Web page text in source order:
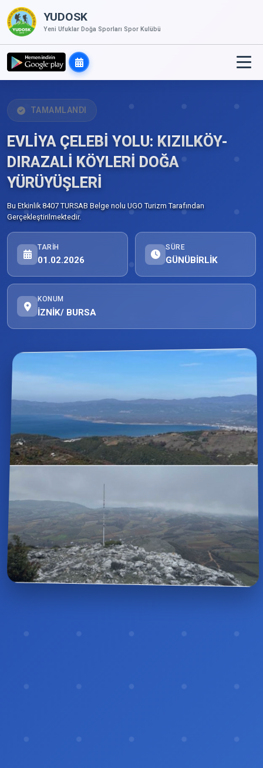
YUDOSK
Yeni Ufuklar Doğa Sporları Spor Kulübü
TAMAMLANDI
EVLİYA ÇELEBİ YOLU: KIZILKÖY-
DIRAZALİ KÖYLERİ DOĞA
YÜRÜYÜŞLERİ
Bu Etkinlik 8407 TURSAB Belge nolu UGO Turizm Tarafından
Gerçekleştirilmektedir.
TARIH
01.02.2026
SÜRE
GÜNÜBİRLİK
KONUM
İZNİK/ BURSA